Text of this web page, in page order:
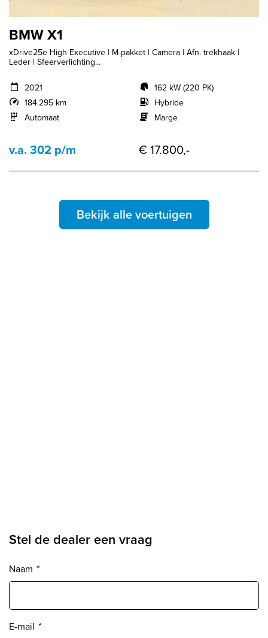
BMW X1
xDrive25e High Executive | M-pakket | Camera | Afn. trekhaak |
Leder | Sfeerverlichting...
2021
184.295 km
Automaat
162 kW (220 PK)
Hybride
Marge
v.a. 302 p/m € 17.800,-
Bekijk alle voertuigen
Stel de dealer een vraag
Naam *
E-mail *